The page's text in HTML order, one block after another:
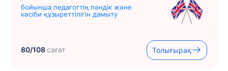
бойынша педагогтің пәндік және
кәсіби құзыреттілігін дамыту
80/108сағат Толығырақ